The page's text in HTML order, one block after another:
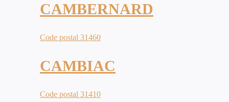
CAMBERNARD
Code postal 31460
CAMBIAC
Code postal 31410